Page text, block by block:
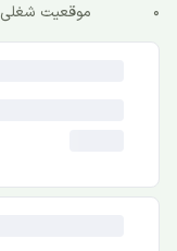
0 موقعیت شغلی